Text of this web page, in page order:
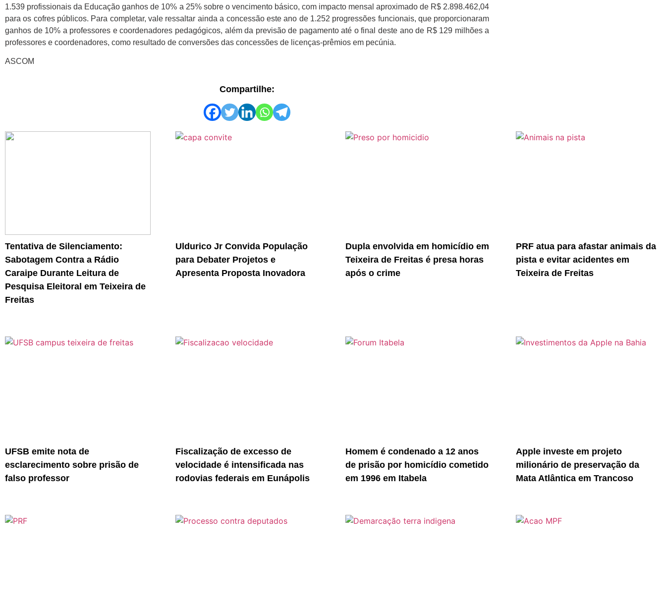
1.539 profissionais da Educação ganhos de 10% a 25% sobre o vencimento básico, com impacto mensal aproximado de R$ 2.898.462,04
para os cofres públicos. Para completar, vale ressaltar ainda a concessão este ano de 1.252 progressões funcionais, que proporcionaram
ganhos de 10% a professores e coordenadores pedagógicos, além da previsão de pagamento até o final deste ano de R$ 129 milhões a
professores e coordenadores, como resultado de conversões das concessões de licenças-prêmios em pecúnia.
ASCOM
Compartilhe:
Tentativa de Silenciamento:
Sabotagem Contra a Rádio
Caraipe Durante Leitura de
Pesquisa Eleitoral em Teixeira de
Freitas
Uldurico Jr Convida População
para Debater Projetos e
Apresenta Proposta Inovadora
Dupla envolvida em homicídio em
Teixeira de Freitas é presa horas
após o crime
PRF atua para afastar animais da
pista e evitar acidentes em
Teixeira de Freitas
UFSB emite nota de
esclarecimento sobre prisão de
falso professor
Fiscalização de excesso de
velocidade é intensificada nas
rodovias federais em Eunápolis
Homem é condenado a 12 anos
de prisão por homicídio cometido
em 1996 em Itabela
Apple investe em projeto
milionário de preservação da
Mata Atlântica em Trancoso